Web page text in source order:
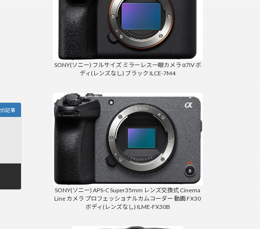
の記事
SONY(ソニー) フルサイズ ミラーレス一眼カメラ α7IV ボ
ディ(レンズなし) ブラック ILCE-7M4
SONY(ソニー) APS-C Super35mm レンズ交換式 Cinema
Line カメラ プロフェッショナルカムコーダー 動画 FX30
ボディ(レンズなし) ILME-FX30B